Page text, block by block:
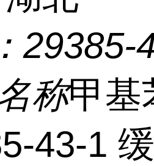
29385-
称甲基
43-1